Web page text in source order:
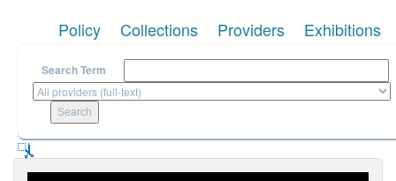
Policy Collections Providers Exhibitions
Search Term